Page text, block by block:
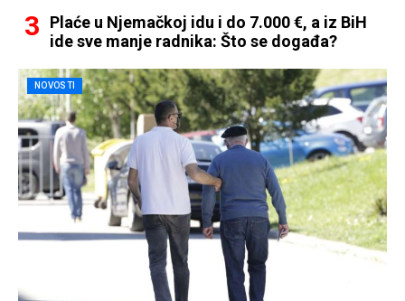
Plaće u Njemačkoj idu i do 7.000 €, a iz BiH
ide sve manje radnika: Što se događa?
NOVOSTI